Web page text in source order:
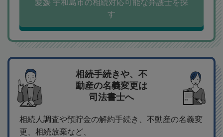
愛媛 宇和島市の相続対応可能な弁護士を探
す
相続手続きや、不
動産の名義変更は
司法書士へ
相続人調査や預貯金の解約手続き、不動産の名義変
更、相続放棄など、